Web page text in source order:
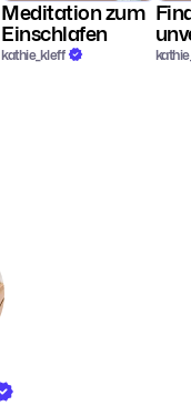
Meditation zum
Einschlafen
kathie_kleff